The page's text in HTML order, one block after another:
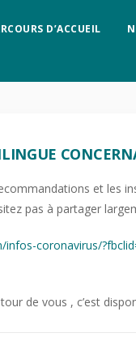
D’ACCUEIL
et les
pas à partager
coronavirus/
de vous , c’est